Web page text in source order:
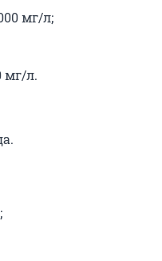
мг/л;
мг/л.